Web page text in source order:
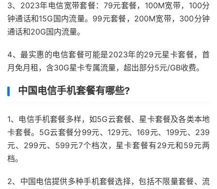
3、2023年电信宽带套餐：79元套餐，100M宽带，100分
钟通话和15G国内流量。99元套餐，200M宽带，300分钟
通话和20G国内流量。
4、最实惠的电信套餐可能是2023年的29元星卡套餐，首
月免月租，含30G星卡专属流量，超出部分5元/GB收费。
中国电信手机套餐有哪些?
1、电信手机套餐多样，如5G云套餐、星卡套餐及各类本地
卡套餐。5G云套餐分99元、129元、169元、199元、239
元、299元、599元7个档次，星卡套餐有29元和59元两
档。
2、中国电信提供多种手机套餐选择，包括不限量套餐、流